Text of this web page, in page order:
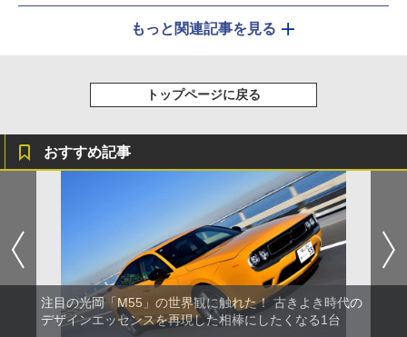
もっと関連記事を見る
トップページに戻る
おすすめ記事
注目の光岡「M55」の世界観に触れた！ 古きよき時代の
デザインエッセンスを再現した相棒にしたくなる1台